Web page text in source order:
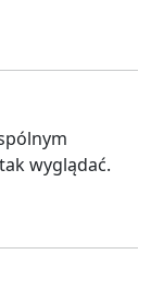
wyglądać.